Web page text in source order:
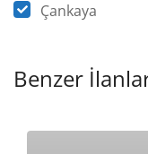
Çankaya
Benzer